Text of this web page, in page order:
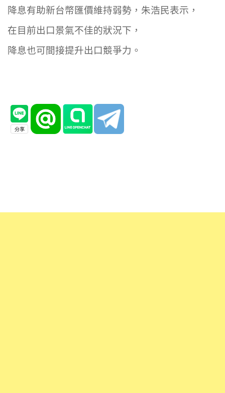
降息有助新台幣匯價維持弱勢，朱浩民表示，
在目前出口景氣不佳的狀況下，
降息也可間接提升出口競爭力。